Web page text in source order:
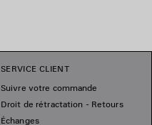
SERVICE CLIENT
Suivre votre commande
Droit de rétractation - Retours
Échanges